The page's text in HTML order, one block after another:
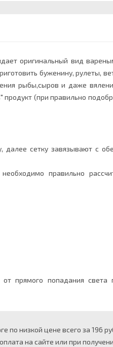
оригинальный вид
буженину, рулеты,
рыбы,сыров и даже
продукт (при правильно
сетку завязывают с
правильно
прямого попадания света
по низкой цене всего за 196
на сайте или при